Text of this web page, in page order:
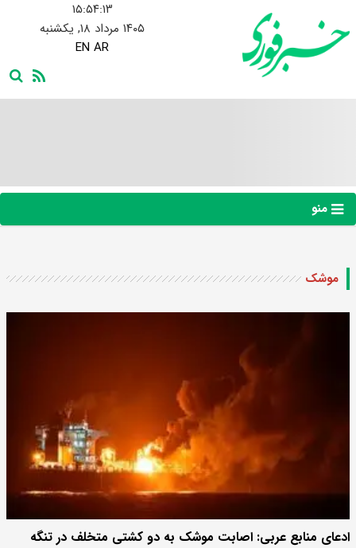
۱۵:۵۴:۱۴
۱۴۰۵ مرداد ۱۸, یکشنبه
EN AR
منو
موشک
ادعای منابع عربی: اصابت موشک به دو کشتی متخلف در تنگه